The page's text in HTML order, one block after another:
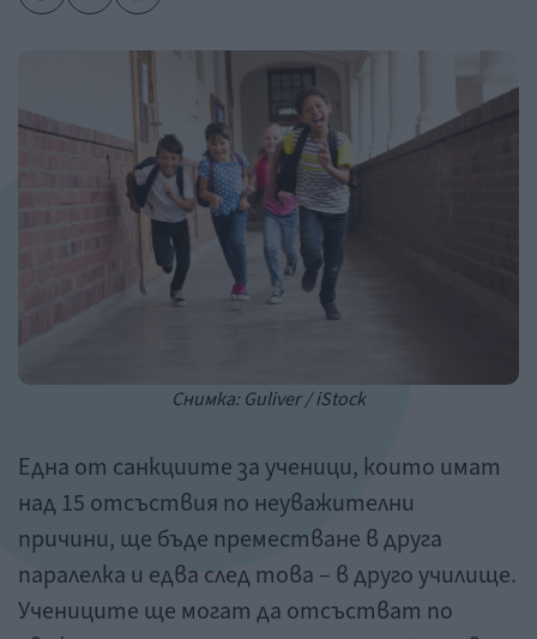
Снимка: Guliver / iStock
Една от санкциите за ученици, които имат
над 15 отсъствия по неуважителни
причини, ще бъде преместване в друга
паралелка и едва след това – в друго училище.
Учениците ще могат да отсъстват по